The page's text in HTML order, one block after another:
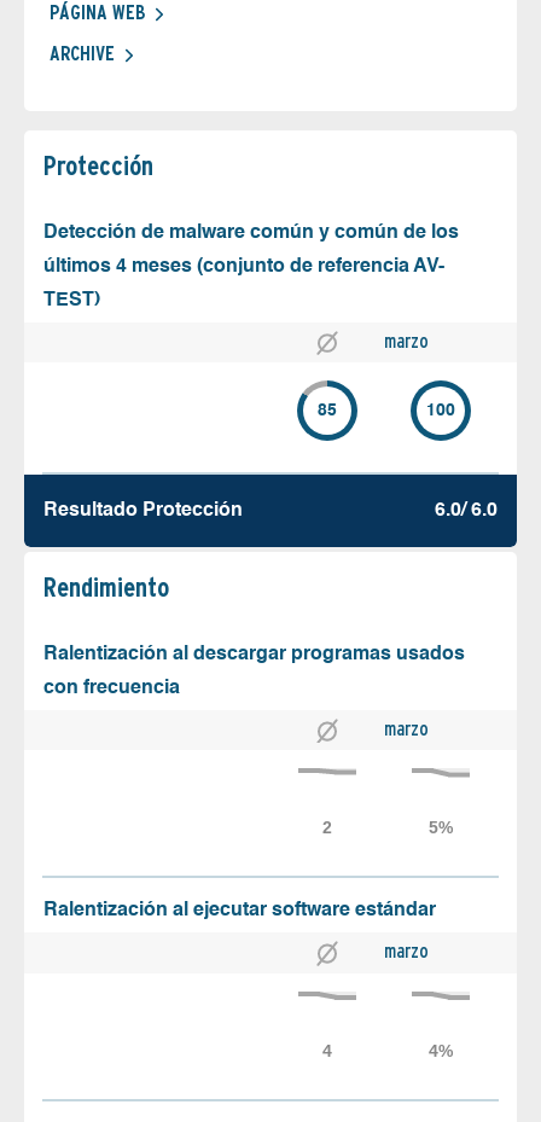
PÁGINA WEB
ARCHIVE
Protección
Detección de malware común y común de los
últimos 4 meses (conjunto de referencia AV-
TEST)
marzo
85 100
Resultado Protección 6.0/ 6.0
Rendimiento
Ralentización al descargar programas usados
con frecuencia
marzo
Ralentización al ejecutar software estándar
marzo